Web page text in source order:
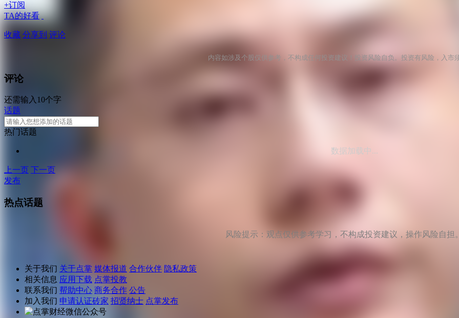
+订阅
TA的好看
收藏 分享到 评论
内容如涉及个股仅供参考，不构成任何投资建议！投资风险自负。投资有风险，入市
评论
还需输入10个字
话题
热门话题
数据加载中...
上一页 下一页
发布
热点话题
风险提示：观点仅供参考学习，不构成投资建议，操作风险自担
关于我们 关于点掌 媒体报道 合作伙伴 隐私政策
相关信息 应用下载 点掌投教
联系我们 帮助中心 商务合作 公告
加入我们 申请认证砖家 招贤纳士 点掌发布